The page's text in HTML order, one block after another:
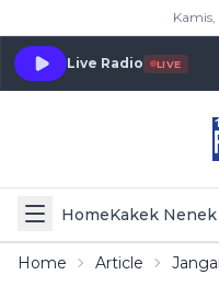
Live Radio LIVE
HomeKakek
Home Article